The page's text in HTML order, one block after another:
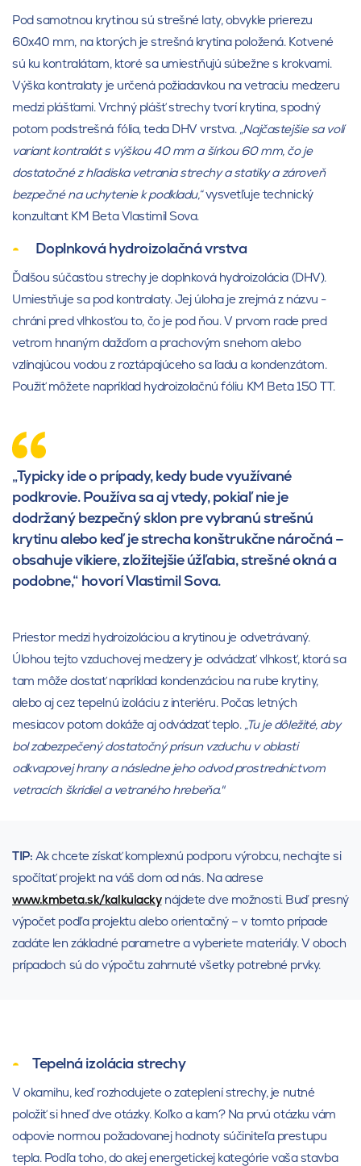
Pod samotnou krytinou sú strešné laty, obvykle prierezu
60x40 mm, na ktorých je strešná krytina položená. Kotvené
sú ku kontralátam, ktoré sa umiestňujú súbežne s krokvami.
Výška kontralaty je určená požiadavkou na vetraciu medzeru
medzi plášťami. Vrchný plášť strechy tvorí krytina, spodný
potom podstrešná fólia, teda DHV vrstva. „Najčastejšie sa volí
variant kontralát s výškou 40 mm a šírkou 60 mm, čo je
dostatočné z hľadiska vetrania strechy a statiky a zároveň
bezpečné na uchytenie k podkladu,“vysvetľuje technický
konzultant KM Beta Vlastimil Sova.
Doplnková hydroizolačná vrstva
Ďalšou súčasťou strechy je doplnková hydroizolácia (DHV).
Umiestňuje sa pod kontralaty. Jej úloha je zrejmá z názvu -
chráni pred vlhkosťou to, čo je pod ňou. V prvom rade pred
vetrom hnaným dažďom a prachovým snehom alebo
vzlínajúcou vodou z roztápajúceho sa ľadu a kondenzátom.
Použiť môžete napríklad hydroizolačnú fóliu KM Beta 150 TT.
„Typicky ide o prípady, kedy bude využívané
podkrovie. Používa sa aj vtedy, pokiaľ nie je
dodržaný bezpečný sklon pre vybranú strešnú
krytinu alebo keď je strecha konštrukčne náročná –
obsahuje vikiere, zložitejšie úžľabia, strešné okná a
podobne,“ hovorí Vlastimil Sova.
Priestor medzi hydroizoláciou a krytinou je odvetrávaný.
Úlohou tejto vzduchovej medzery je odvádzať vlhkosť, ktorá sa
tam môže dostať napríklad kondenzáciou na rube krytiny,
alebo aj cez tepelnú izoláciu z interiéru. Počas letných
mesiacov potom dokáže aj odvádzať teplo.„Tu je dôležité, aby
bol zabezpečený dostatočný prísun vzduchu v oblasti
odkvapovej hrany a následne jeho odvod prostredníctvom
vetracích škridiel a vetraného hrebeňa."
TIP: Ak chcete získať komplexnú podporu výrobcu, nechajte si
spočítať projekt na váš dom od nás. Na adrese
www.kmbeta.sk/kalkulackynájdete dve možnosti. Buď presný
výpočet podľa projektu alebo orientačný – v tomto prípade
zadáte len základné parametre a vyberiete materiály. V oboch
prípadoch sú do výpočtu zahrnuté všetky potrebné prvky.
Tepelná izolácia strechy
V okamihu, keď rozhodujete o zateplení strechy, je nutné
položiť si hneď dve otázky. Koľko a kam? Na prvú otázku vám
odpovie normou požadovanej hodnoty súčiniteľa prestupu
tepla. Podľa toho, do akej energetickej kategórie vaša stavba